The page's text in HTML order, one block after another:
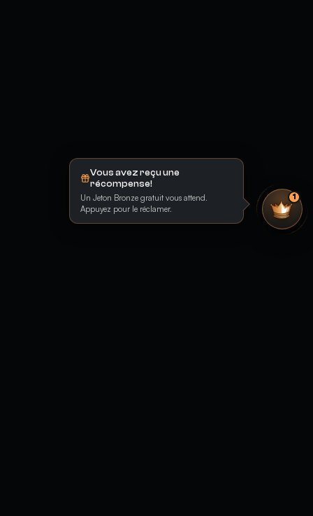
Vous avez reçu une
récompense!
Un Jeton Bronze gratuit vous attend.
Appuyez pour le réclamer.
1